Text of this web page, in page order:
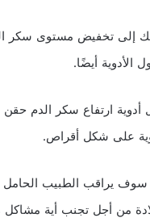
إلى تخفيض مستوى سكر
الأدوية أيضًا.
ارتفاع سكر الدم
على شكل أقراص.
يراقب الطبيب
من أجل تجنب أية مشاكل